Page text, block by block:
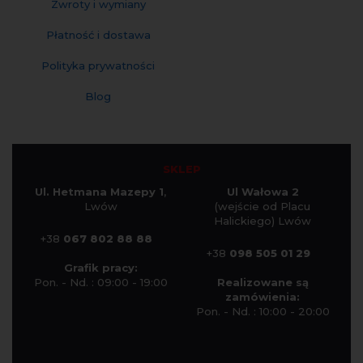
Zwroty i wymiany
Płatność i dostawa
Polityka prywatności
Blog
SKLEP
Ul. Hetmana Mazepy 1,
Lwów
+38 067 802 88 88
Grafik pracy:
Pon. - Nd. : 09:00 - 19:00
Ul Wałowa 2
(wejście od Placu
Halickiego) Lwów
+38 098 505 01 29
Realizowane są
zamówienia:
Pon. - Nd. : 10:00 - 20:00